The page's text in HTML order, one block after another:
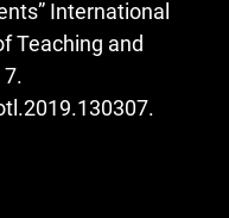
International
Teaching and
.